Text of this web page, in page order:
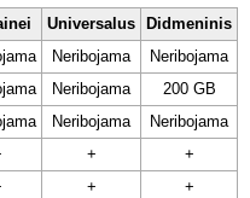
Universalus
Didmeninis
Neribojama
Neribojama
Neribojama
200 GB
Neribojama
Neribojama
+
+
+
+